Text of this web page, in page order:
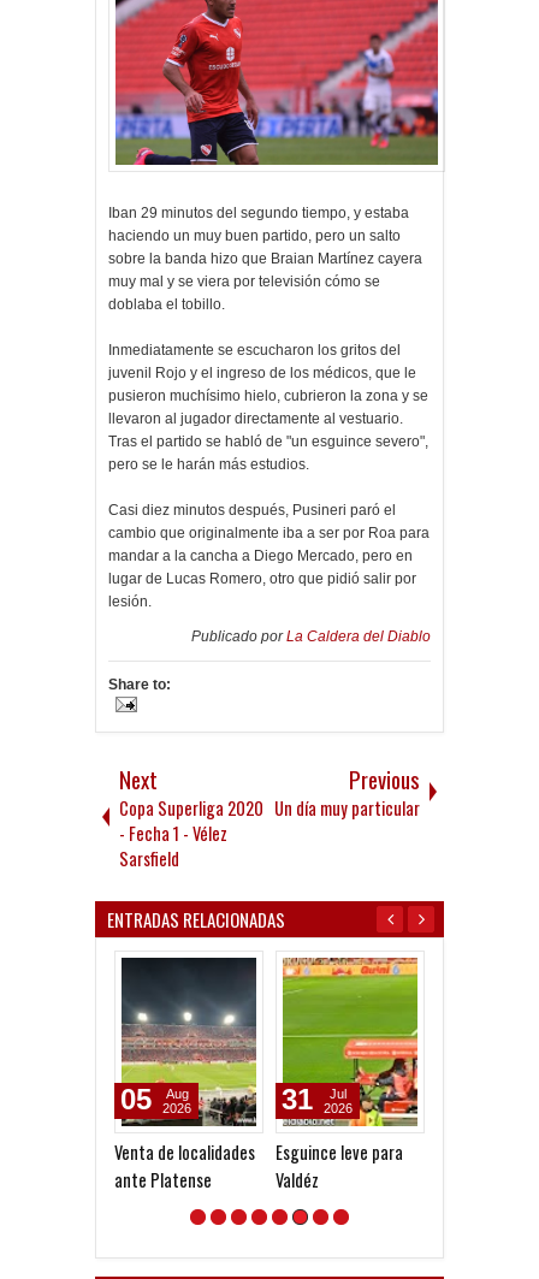
Iban 29 minutos del segundo tiempo, y estaba
haciendo un muy buen partido, pero un salto
sobre la banda hizo que Braian Martínez cayera
muy mal y se viera por televisión cómo se
doblaba el tobillo.
Inmediatamente se escucharon los gritos del
juvenil Rojo y el ingreso de los médicos, que le
pusieron muchísimo hielo, cubrieron la zona y se
llevaron al jugador directamente al vestuario.
Tras el partido se habló de "un esguince severo",
pero se le harán más estudios.
Casi diez minutos después, Pusineri paró el
cambio que originalmente iba a ser por Roa para
mandar a la cancha a Diego Mercado, pero en
lugar de Lucas Romero, otro que pidió salir por
lesión.
Publicado porLa Caldera del Diablo
Share to:
Next
Copa Superliga 2020
- Fecha 1 - Vélez
Sarsfield
Previous
Un día muy particular
ENTRADAS RELACIONADAS
Venta de localidades
ante Platense
05
Aug
2026
Esguince leve para
Valdéz
31
Jul
2026